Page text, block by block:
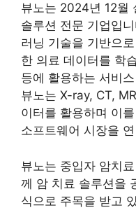
뷰노는 2024년 12월
솔루션 전문 기업입
러닝 기술을 기반으
한 의료 데이터를 학
등에 활용하는 서비
뷰노는 X-ray, CT,
이터를 활용하며 이
소프트웨어 시장을
뷰노는 중입자 암치
께 암 치료 솔루션을
식으로 주목을 받고